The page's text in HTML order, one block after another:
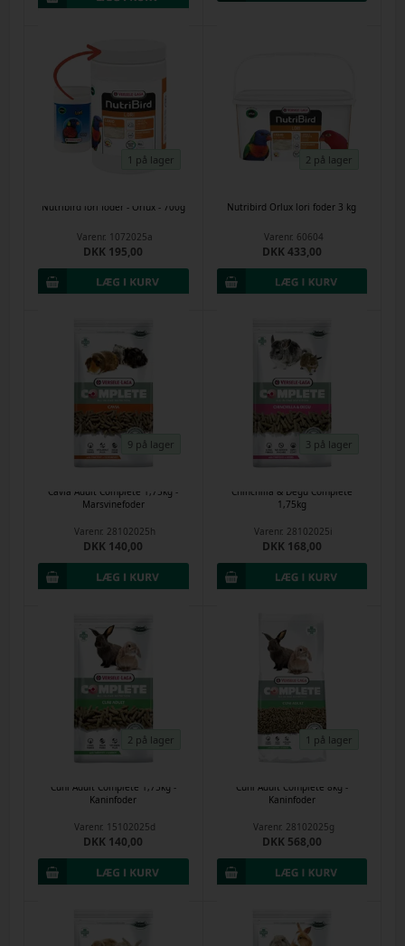
1 på lager
Nutribird lori foder - Orlux - 700g
Varenr. 1072025a
DKK 195,00
2 på lager
Nutribird Orlux lori foder 3 kg
Varenr. 60604
DKK 433,00
9 på lager
Cavia Adult Complete 1,75kg -
Marsvinefoder
Varenr. 28102025h
DKK 140,00
3 på lager
Chinchilla & Degu Complete
1,75kg
Varenr. 28102025i
DKK 168,00
2 på lager
Cuni Adult Complete 1,75kg -
Kaninfoder
Varenr. 15102025d
DKK 140,00
1 på lager
Cuni Adult Complete 8kg -
Kaninfoder
Varenr. 28102025g
DKK 568,00